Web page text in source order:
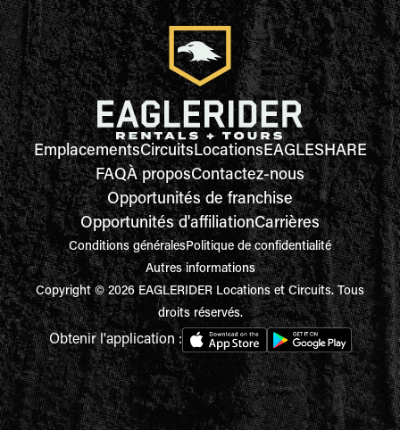
EmplacementsCircuitsLocationsEAGLESHARE
FAQÀ proposContactez-nous
Opportunités de franchise
Opportunités d'affiliationCarrières
Conditions généralesPolitique de confidentialité
Autres informations
Copyright © 2026 EAGLERIDER Locations et Circuits. Tous
droits réservés.
Obtenir l'application :